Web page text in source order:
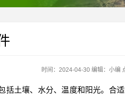
时间：2024-04-30 编辑： 小编
括土壤、水分、温度和阳光。合